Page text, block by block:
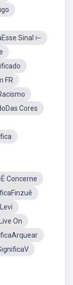
Sinal ⊢
FR
Cores
Concerne
On